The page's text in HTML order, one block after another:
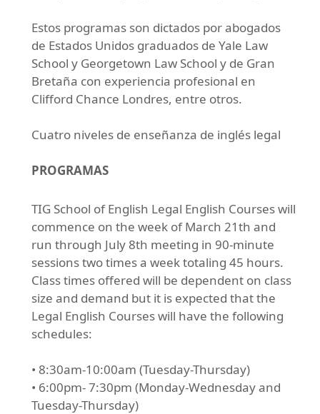
Estos programas son dictados por abogados
de Estados Unidos graduados de Yale Law
School y Georgetown Law School y de Gran
Bretaña con experiencia profesional en
Clifford Chance Londres, entre otros.
Cuatro niveles de enseñanza de inglés legal
PROGRAMAS
TIG School of English Legal English Courses will
commence on the week of March 21th and
run through July 8th meeting in 90-minute
sessions two times a week totaling 45 hours.
Class times offered will be dependent on class
size and demand but it is expected that the
Legal English Courses will have the following
schedules:
• 8:30am-10:00am (Tuesday-Thursday)
• 6:00pm- 7:30pm (Monday-Wednesday and
Tuesday-Thursday)